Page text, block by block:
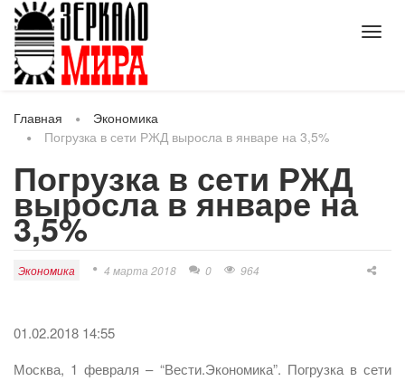
Главная
Экономика
Погрузка в сети РЖД выросла в январе на 3,5%
Погрузка в сети РЖД
выросла в январе на
3,5%
Экономика 4 марта 2018 0 964
01.02.2018 14:55
Москва, 1 февраля – “Вести.Экономика”. Погрузка в сети